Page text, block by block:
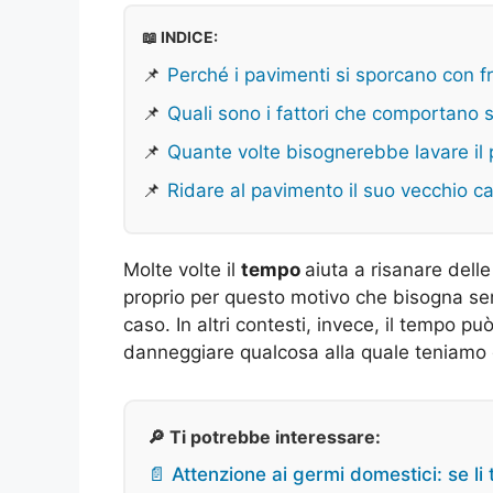
📖 INDICE:
📌 Perché i pavimenti si sporcano con
📌 Quali sono i fattori che comportano
📌 Quante volte bisognerebbe lavare il
📌 Ridare al pavimento il suo vecchio
Molte volte il tempo aiuta a risanare
proprio per questo motivo che bisogna
caso. In altri contesti, invece, il tempo
danneggiare qualcosa alla quale
🔎 Ti potrebbe interessare:
📄 Attenzione ai germi domestici: se